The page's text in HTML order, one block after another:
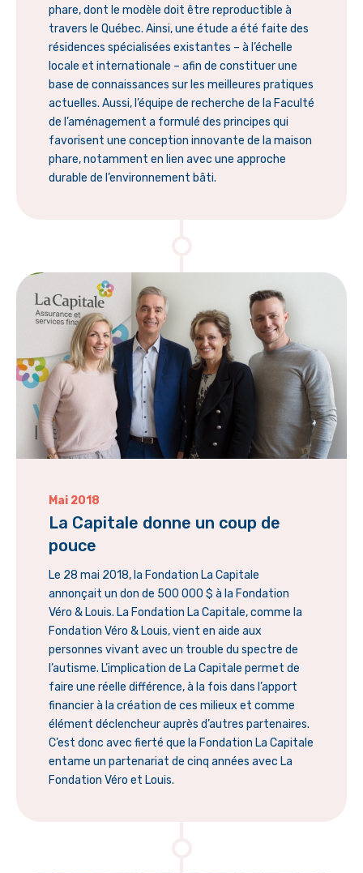
phare, dont le modèle doit être reproductible à
travers le Québec. Ainsi, une étude a été faite des
résidences spécialisées existantes – à l’échelle
locale et internationale – afin de constituer une
base de connaissances sur les meilleures pratiques
actuelles. Aussi, l’équipe de recherche de la Faculté
de l’aménagement a formulé des principes qui
favorisent une conception innovante de la maison
phare, notamment en lien avec une approche
durable de l’environnement bâti.
Mai 2018
La Capitale donne un coup de
pouce
Le 28 mai 2018, la Fondation La Capitale
annonçait un don de 500 000 $ à la Fondation
Véro & Louis. La Fondation La Capitale, comme la
Fondation Véro & Louis, vient en aide aux
personnes vivant avec un trouble du spectre de
l’autisme. L’implication de La Capitale permet de
faire une réelle différence, à la fois dans l’apport
financier à la création de ces milieux et comme
élément déclencheur auprès d’autres partenaires.
C’est donc avec fierté que la Fondation La Capitale
entame un partenariat de cinq années avec La
Fondation Véro et Louis.